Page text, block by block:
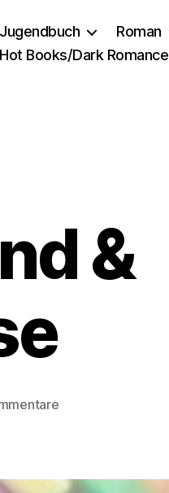
Roman
Hot Books/Dark Romance
&
zu
Ostseeküsse